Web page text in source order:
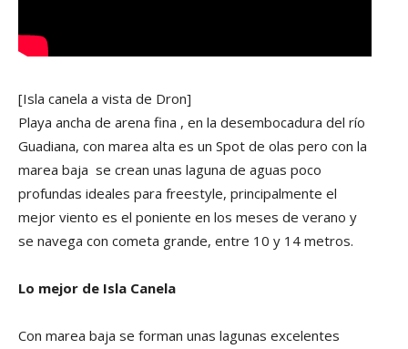
[Isla canela a vista de Dron]
Playa ancha de arena fina , en la desembocadura del río
Guadiana, con marea alta es un Spot de olas pero con la
marea baja se crean unas laguna de aguas poco
profundas ideales para freestyle, principalmente el
mejor viento es el poniente en los meses de verano y
se navega con cometa grande, entre 10 y 14 metros.
Lo mejor de Isla Canela
Con marea baja se forman unas lagunas excelentes